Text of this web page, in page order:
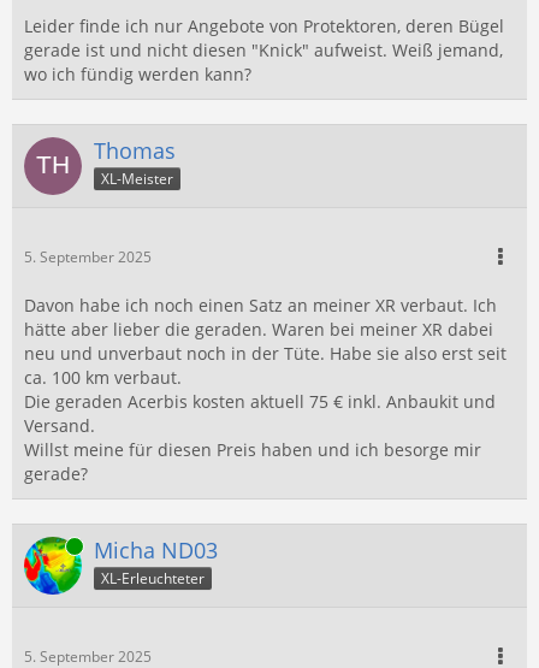
Leider finde ich nur Angebote von Protektoren, deren Bügel
gerade ist und nicht diesen "Knick" aufweist. Weiß jemand,
wo ich fündig werden kann?
Thomas
XL-Meister
5. September 2025
Davon habe ich noch einen Satz an meiner XR verbaut. Ich
hätte aber lieber die geraden. Waren bei meiner XR dabei
neu und unverbaut noch in der Tüte. Habe sie also erst seit
ca. 100 km verbaut.
Die geraden Acerbis kosten aktuell 75 € inkl. Anbaukit und
Versand.
Willst meine für diesen Preis haben und ich besorge mir
gerade?
Online Micha ND03
XL-Erleuchteter
5. September 2025